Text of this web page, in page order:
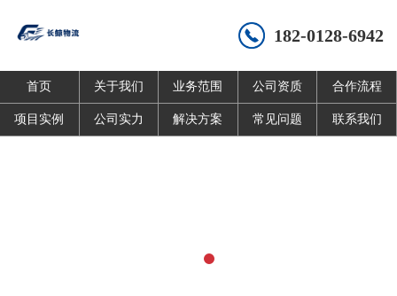
182-0128-6942
首页 关于我们 业务范围 公司资质 合作流程
项目实例 公司实力 解决方案 常见问题 联系我们